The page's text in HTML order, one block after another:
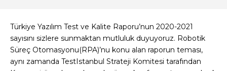
Türkiye Yazılım Test ve Kalite Raporu’nun 2020-2021
sayısını sizlere sunmaktan mutluluk duyuyoruz. Robotik
Süreç Otomasyonu(RPA)’nu konu alan raporun teması,
aynı zamanda TestIstanbul Strateji Komitesi tarafından